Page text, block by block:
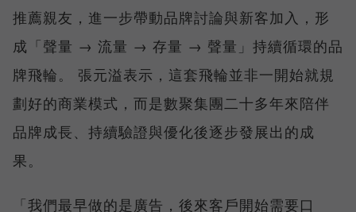
推薦親友，進一步帶動品牌討論與新客加入，形
成「聲量 → 流量 → 存量 → 聲量」持續循環的品
牌飛輪。 張元溢表示，這套飛輪並非一開始就規
劃好的商業模式，而是數聚集團二十多年來陪伴
品牌成長、持續驗證與優化後逐步發展出的成
果。
「我們最早做的是廣告，後來客戶開始需要口